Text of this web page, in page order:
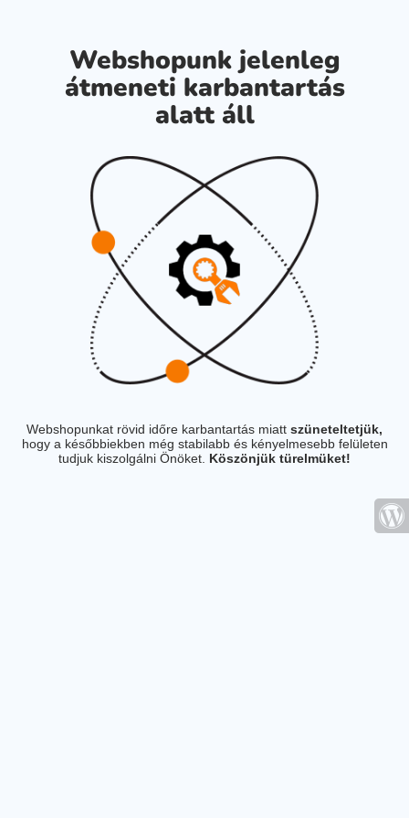
Webshopunk jelenleg
átmeneti karbantartás
alatt áll
Webshopunkat rövid időre karbantartás miatt szüneteltetjük,
hogy a későbbiekben még stabilabb és kényelmesebb felületen
tudjuk kiszolgálni Önöket. Köszönjük türelmüket!